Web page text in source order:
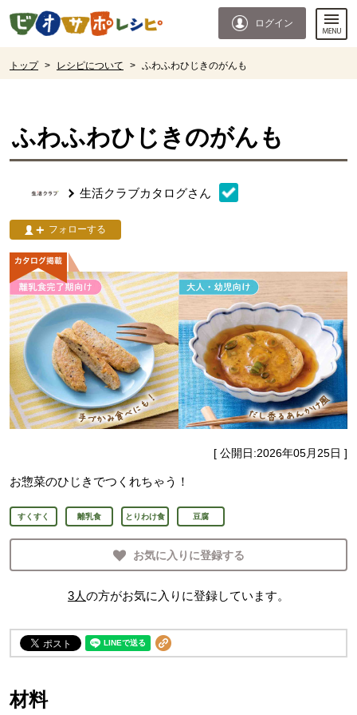
ページの先頭です。
ログイン
トップ > レシピについて > ふわふわひじきのがんも
ふわふわひじきのがんも
生活クラブカタログさん
フォローする
[ 公開日:2026年05月25日 ]
お惣菜のひじきでつくれちゃう！
すくすく 離乳食 とりわけ食 豆腐
お気に入りに登録する
3人の方がお気に入りに登録しています。
材料